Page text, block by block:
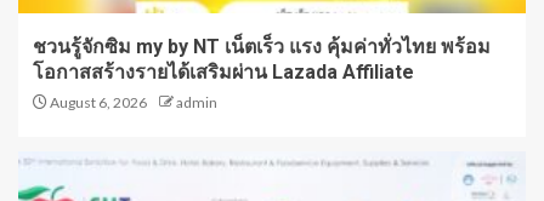
ชวนรู้จักซิม my by NT เน็ตเร็ว แรง คุ้มค่าทั่วไทย พร้อม
โอกาสสร้างรายได้เสริมผ่าน Lazada Affiliate
August 6, 2026 admin